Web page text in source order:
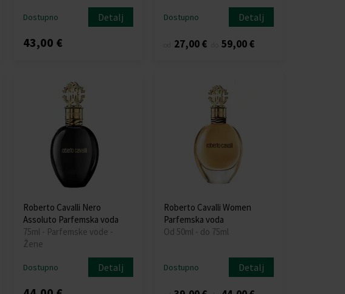
Dostupno Detalj
43,00 €
Dostupno Detalj
27,00 € 59,00 €
Roberto Cavalli Nero
Assoluto Parfemska voda
75ml - Parfemske vode -
Žene
Dostupno Detalj
Roberto Cavalli Women
Parfemska voda
Od 50ml - do 75ml
Dostupno Detalj